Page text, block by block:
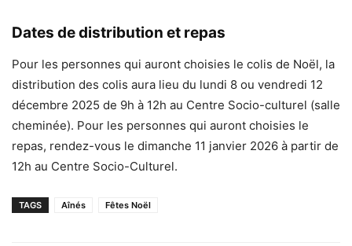
Dates de distribution et repas
Pour les personnes qui auront choisies le colis de Noël, la
distribution des colis aura lieu du lundi 8 ou vendredi 12
décembre 2025 de 9h à 12h au Centre Socio-culturel (salle
cheminée). Pour les personnes qui auront choisies le
repas, rendez-vous le dimanche 11 janvier 2026 à partir de
12h au Centre Socio-Culturel.
TAGS Aînés Fêtes Noël